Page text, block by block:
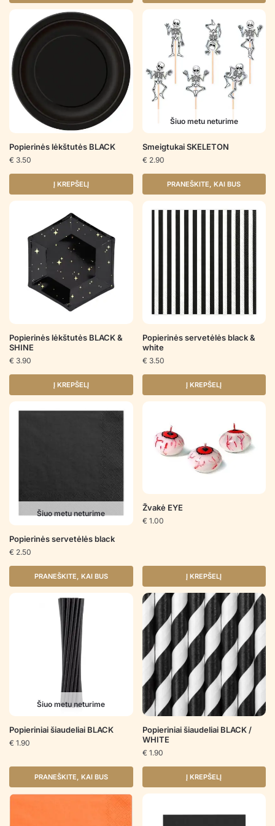
Popierinės lėkštutės BLACK
€ 3.50
Į KREPŠELĮ
Šiuo metu neturime
Smeigtukai SKELETON
€ 2.90
PRANEŠKITE, KAI BUS
Popierinės lėkštutės BLACK &
SHINE
€ 3.90
Į KREPŠELĮ
Popierinės servetėlės black &
white
€ 3.50
Į KREPŠELĮ
Šiuo metu neturime
Popierinės servetėlės black
€ 2.50
PRANEŠKITE, KAI BUS
Žvakė EYE
€ 1.00
Į KREPŠELĮ
Šiuo metu neturime
Popieriniai šiaudeliai BLACK
€ 1.90
PRANEŠKITE, KAI BUS
Popieriniai šiaudeliai BLACK /
WHITE
€ 1.90
Į KREPŠELĮ